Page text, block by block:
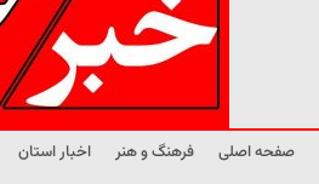
صفحه اصلی فرهنگ و هنر اخبار استان